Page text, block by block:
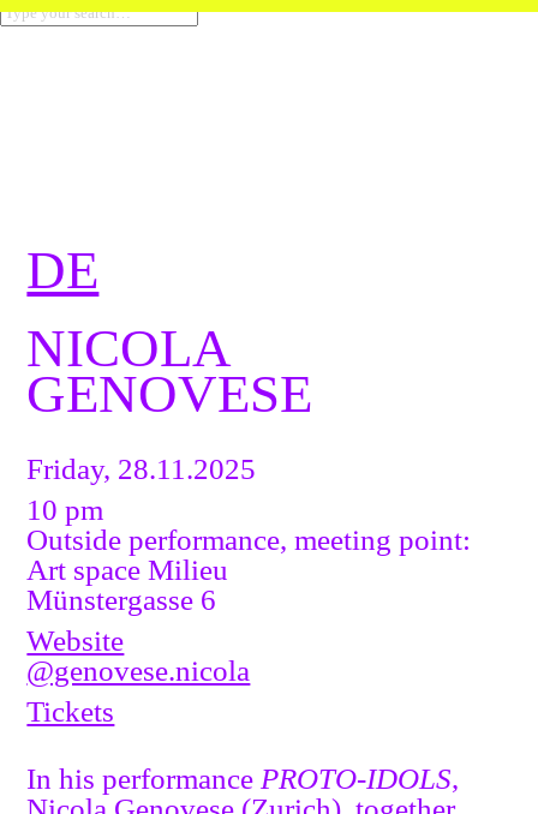
DE
NICOLA
GENOVESE
Friday, 28.11.2025
10 pm
Outside performance, meeting point:
Art space Milieu
Münstergasse 6
Website
@genovese.nicola
Tickets
In his performance PROTO-IDOLS,